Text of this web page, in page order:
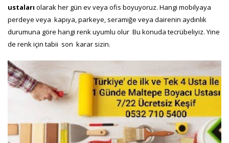
ustaları olarak her gün ev veya ofis boyuyoruz. Hangi mobilyaya
perdeye veya kapıya, parkeye, seramiğe veya dairenin aydınlık
durumuna göre hangi renk uyumlu olur Bu konuda tecrübeliyiz. Yine
de renk için tabii son karar sizin.